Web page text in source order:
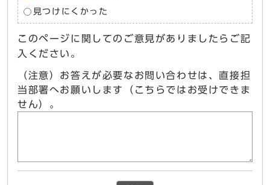
見つけにくかった
このページに関してのご意見がありましたらご記
入ください。
（注意）お答えが必要なお問い合わせは、直接担
当部署へお願いします（こちらではお受けできま
せん）。